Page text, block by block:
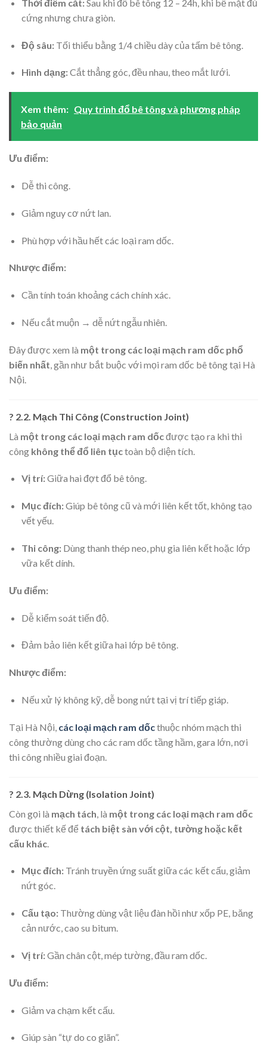
Thời điểm cắt:Sau khi đổ bê tông 12 – 24h, khi bề mặt đủ
cứng nhưng chưa giòn.
Độ sâu:Tối thiểu bằng 1/4 chiều dày của tấm bê tông.
Hình dạng:Cắt thẳng góc, đều nhau, theo mắt lưới.
Xem thêm: Quy trình đổ bê tông và phương pháp
bảo quản
Ưu điểm:
Dễ thi công.
Giảm nguy cơ nứt lan.
Phù hợp với hầu hết các loại ram dốc.
Nhược điểm:
Cần tính toán khoảng cách chính xác.
Nếu cắt muộn → dễ nứt ngẫu nhiên.
Đây được xem là một trong các loại mạch ram dốc phổ
biến nhất, gần như bắt buộc với mọi ram dốc bê tông tại Hà
Nội.
? 2.2. Mạch Thi Công (Construction Joint)
Là một trong các loại mạch ram dốcđược tạo ra khi thi
công không thể đổ liên tụctoàn bộ diện tích.
Vị trí:Giữa hai đợt đổ bê tông.
Mục đích:Giúp bê tông cũ và mới liên kết tốt, không tạo
vết yếu.
Thi công:Dùng thanh thép neo, phụ gia liên kết hoặc lớp
vữa kết dính.
Ưu điểm:
Dễ kiểm soát tiến độ.
Đảm bảo liên kết giữa hai lớp bê tông.
Nhược điểm:
Nếu xử lý không kỹ, dễ bong nứt tại vị trí tiếp giáp.
Tại Hà Nội, các loại mạch ram dốcthuộc nhóm mạch thi
công thường dùng cho các ram dốc tầng hầm, gara lớn, nơi
thi công nhiều giai đoạn.
? 2.3. Mạch Dừng (Isolation Joint)
Còn gọi là mạch tách , là một trong các loại mạch ram dốc
được thiết kế để tách biệt sàn với cột, tường hoặc kết
cấu khác
Mục đích:Tránh truyền ứng suất giữa các kết cấu, giảm
nứt góc.
Cấu tạo:Thường dùng vật liệu đàn hồi như xốp PE, băng
cản nước, cao su bitum.
Vị trí:Gần chân cột, mép tường, đầu ram dốc.
Ưu điểm:
Giảm va chạm kết cấu.
Giúp sàn “tự do co giãn”.